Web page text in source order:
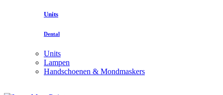
Units
Dental
Units
Lampen
Handschoenen & Mondmaskers